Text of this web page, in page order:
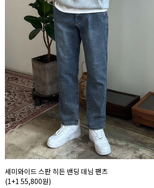
세미와이드 스판 히든 밴딩 데님 팬츠
(1+1 55,800원)